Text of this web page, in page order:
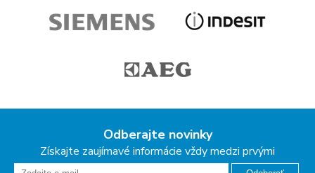
Odberajte novinky
Získajte zaujímavé informácie vždy medzi prvými